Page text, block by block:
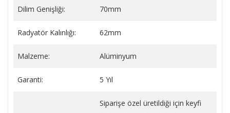
Dilim Genişliği: 70mm
Radyatör Kalınlığı: 62mm
Malzeme: Alüminyum
Garanti: 5 Yıl
Siparişe özel üretildiği için keyfi